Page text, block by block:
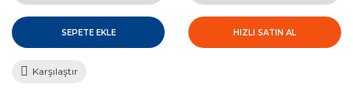
SEPETE EKLE HIZLI SATIN AL
Karşılaştır